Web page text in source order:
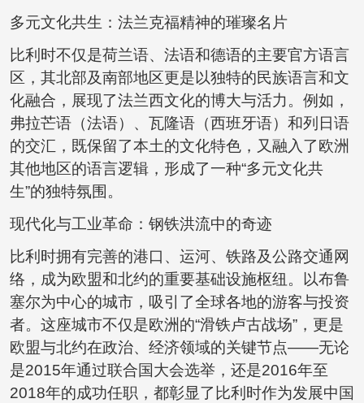
多元文化共生：法兰克福精神的璀璨名片
比利时不仅是荷兰语、法语和德语的主要官方语言
区，其北部及南部地区更是以独特的民族语言和文
化融合，展现了法兰西文化的博大与活力。例如，
弗拉芒语（法语）、瓦隆语（西班牙语）和列日语
的交汇，既保留了本土的文化特色，又融入了欧洲
其他地区的语言逻辑，形成了一种“多元文化共
生”的独特氛围。
现代化与工业革命：钢铁洪流中的奇迹
比利时拥有完善的港口、运河、铁路及公路交通网
络，成为欧盟和北约的重要基础设施枢纽。以布鲁
塞尔为中心的城市，吸引了全球各地的游客与投资
者。这座城市不仅是欧洲的“滑铁卢古战场”，更是
欧盟与北约在政治、经济领域的关键节点——无论
是2015年通过联合国大会选举，还是2016年至
2018年的成功任职，都彰显了比利时作为发展中国